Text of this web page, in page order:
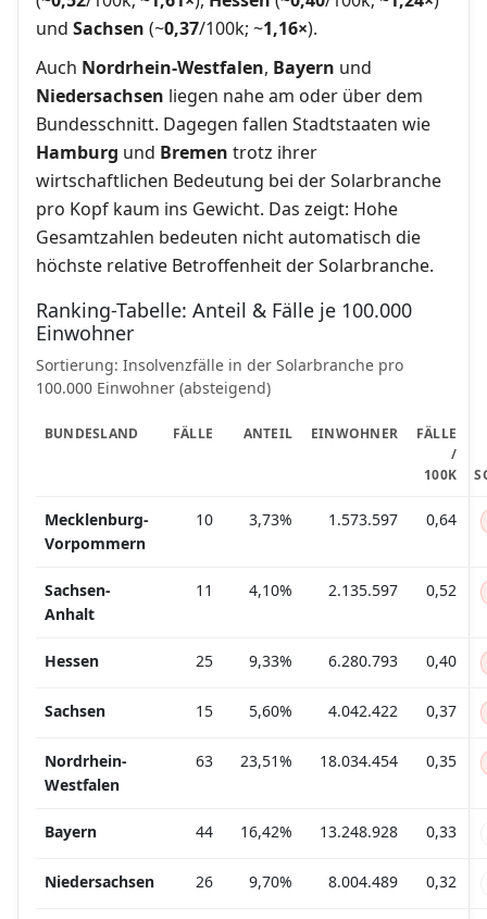
und Sachsen (~0,37/100k; ~1,16×).
Auch Nordrhein-Westfalen, Bayern und
Niedersachsen liegen nahe am oder über dem
Bundesschnitt. Dagegen fallen Stadtstaaten wie
Hamburg und Bremen trotz ihrer
wirtschaftlichen Bedeutung bei der Solarbranche
pro Kopf kaum ins Gewicht. Das zeigt: Hohe
Gesamtzahlen bedeuten nicht automatisch die
höchste relative Betroffenheit der Solarbranche.
Ranking-Tabelle: Anteil & Fälle je 100.000
Einwohner
Sortierung: Insolvenzfälle in der Solarbranche pro
100.000 Einwohner (absteigend)
BUNDESLAND FÄLLE ANTEIL EINWOHNER
FÄLLE
/
100K
Mecklenburg-
Vorpommern
10 3,73% 1.573.597 0,64
Sachsen-
Anhalt
11 4,10% 2.135.597 0,52
Hessen 25 9,33% 6.280.793 0,40
Sachsen 15 5,60% 4.042.422 0,37
Nordrhein-
Westfalen
63 23,51% 18.034.454 0,35
Bayern 44 16,42% 13.248.928 0,33
Niedersachsen 26 9,70% 8.004.489 0,32